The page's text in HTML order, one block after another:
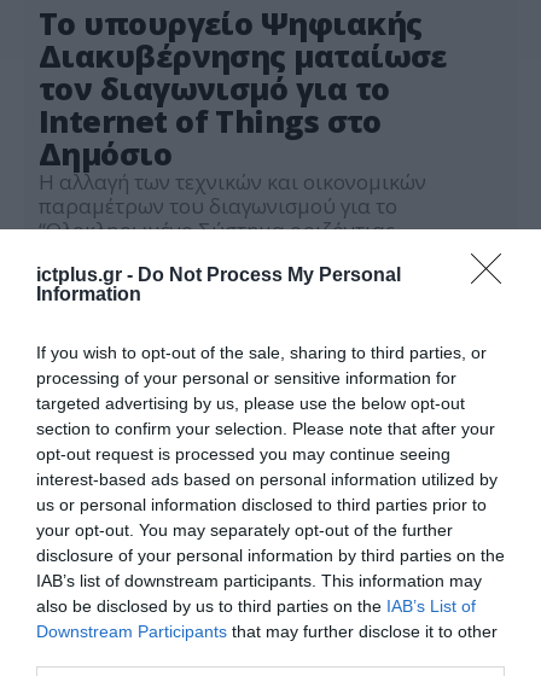
ictplus.gr - Do Not Process My Personal
Information
If you wish to opt-out of the sale, sharing to third parties, or
processing of your personal or sensitive information for
targeted advertising by us, please use the below opt-out
section to confirm your selection. Please note that after your
opt-out request is processed you may continue seeing
interest-based ads based on personal information utilized by
us or personal information disclosed to third parties prior to
your opt-out. You may separately opt-out of the further
disclosure of your personal information by third parties on the
IAB’s list of downstream participants. This information may
also be disclosed by us to third parties on the IAB’s List of
Downstream Participants that may further disclose it to other
Το υπουργείο Ψηφιακής
Διακυβέρνησης ματαίωσε
τον διαγωνισμό για το
Internet of Things στο
Δημόσιο
Η αλλαγή των τεχνικών και οικονομικών
παραμέτρων του διαγωνισμού για το
“Ολοκληρωμένο Σύστημα οριζόντιας
οδήγησαν το υπουργείο Ψηφιακής
Διακυβέρνησης στην ματαίωση του σχετικού
προκηρυχθεί τον Μάιο του τρέχοντος έτους,
αφορούσε στην “δημιουργία ενιαίας
πλατφόρμας που θα αποτελέσει την υποδομή
που θα μπορούν να χρησιμοποιούν οι […]